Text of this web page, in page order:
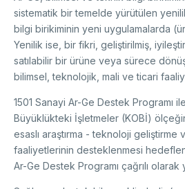
Arşiv
Üretken Yapay Zekâ Rehberi
DESTEKLER
Akademik
Ulusal Programlar
Sanayi
Ulusal Programlar
Uluslararası Programlar
Bilim & Toplum
Ulusal Programlar
Uluslararası Programlar
Bilimsel Etkinlik
sistematik bir temelde yürütülen
bilgi birikiminin yeni uygulamalarda
Yenilik ise, bir fikri, geliştirilmiş,
satılabilir bir ürüne veya sürece
bilimsel, teknolojik, mali ve ticari
1501 Sanayi Ar-Ge Destek Programı
Büyüklükteki İşletmeler (KOBİ)
esaslı araştırma - teknoloji geliştirme
faaliyetlerinin desteklenmesi
Ar-Ge Destek Programı çağrılı